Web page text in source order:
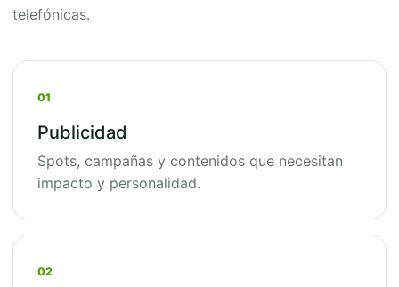
telefónicas.
01
Publicidad
Spots, campañas y contenidos que necesitan
impacto y personalidad.
02